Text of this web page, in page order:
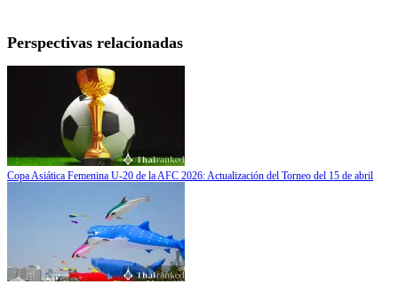
Perspectivas relacionadas
Copa Asiática Femenina U-20 de la AFC 2026: Actualización del Torneo del 15 de abril